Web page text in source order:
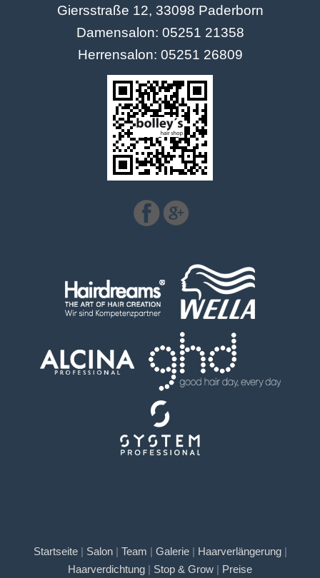
Giersstraße 12, 33098 Paderborn
Damensalon: 05251 21358
Herrensalon: 05251 26809
Startseite| Salon| Team Galerie| Haarverlängerung|
Haarverdichtung
Stop & Grow Preise